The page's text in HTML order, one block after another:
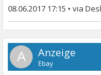
08.06.2017 17:15 •
A